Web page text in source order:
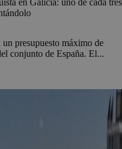
en Galicia: uno de cada tres
presupuesto máximo de
conjunto de España. El...